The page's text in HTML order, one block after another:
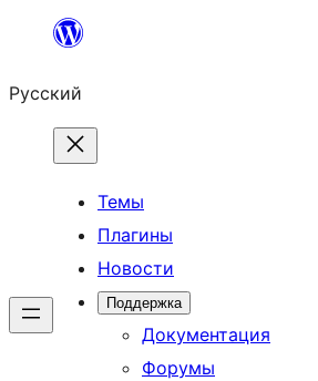
Перейти
содержимому
Русский
Темы
Плагины
Новости
Поддержка
Документация
Форумы